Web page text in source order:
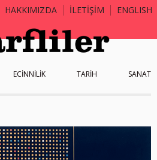
HAKKIMIZDA İLETİŞİM ENGLISH
ECİNNİLİK TARİH SANAT